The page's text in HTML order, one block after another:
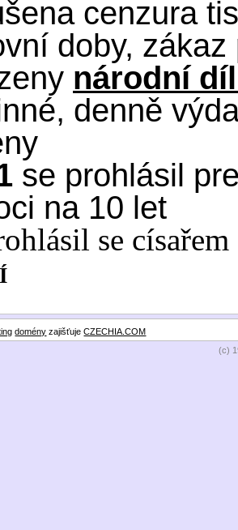
cenzura
doby,
národní
denně
se prohlásil
na 10 let
se
domény zajišťujeCZECHIA.COM
(c)